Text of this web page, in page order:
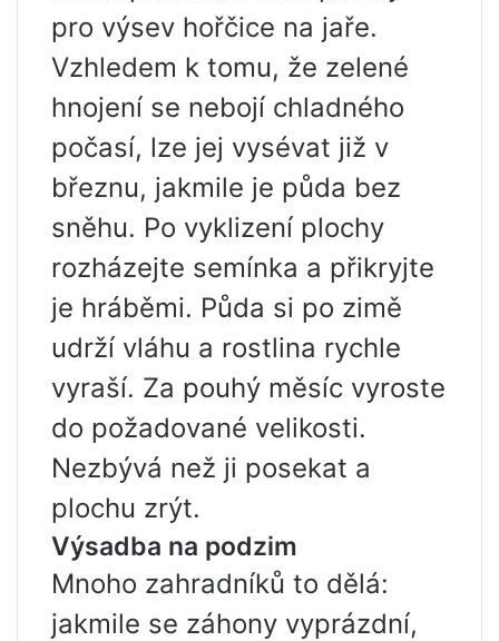
pro výsev hořčice na jaře.
Vzhledem k tomu, že zelené
hnojení se nebojí chladného
počasí, lze jej vysévat již v
březnu, jakmile je půda bez
sněhu. Po vyklizení plochy
rozházejte semínka a přikryjte
je hráběmi. Půda si po zimě
udrží vláhu a rostlina rychle
vyraší. Za pouhý měsíc vyroste
do požadované velikosti.
Nezbývá než ji posekat a
plochu zrýt.
Výsadba na podzim
Mnoho zahradníků to dělá:
jakmile se záhony vyprázdní,